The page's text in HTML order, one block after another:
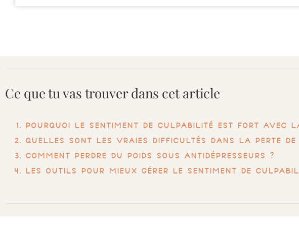
Ce que tu vas trouver dans cet article
Pourquoi le sentiment de culpabilité est fort avec la
Quelles sont les vraies difficultés dans la perte de
Comment perdre du poids sous antidépresseurs ?
Les outils pour mieux gérer le sentiment de